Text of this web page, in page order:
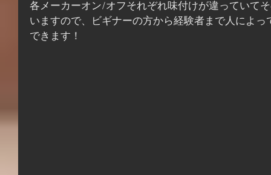
各メーカーオン/オフそれぞれ味付けが違っていて
いますので、ビギナーの方から経験者まで人によ
できます！